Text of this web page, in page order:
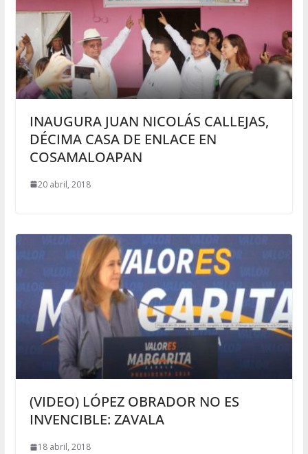
INAUGURA JUAN NICOLÁS CALLEJAS,
DÉCIMA CASA DE ENLACE EN
COSAMALOAPAN
20 abril, 2018
(VIDEO) LÓPEZ OBRADOR NO ES
INVENCIBLE: ZAVALA
18 abril, 2018